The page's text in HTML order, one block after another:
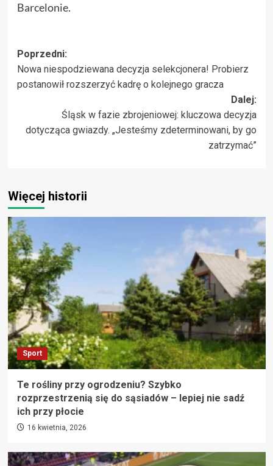
Barcelonie.
Zobacz
wpisy
Poprzedni:
Nowa niespodziewana decyzja selekcjonera! Probierz
postanowił rozszerzyć kadrę o kolejnego gracza
Dalej:
Śląsk w fazie zbrojeniowej: kluczowa decyzja
dotycząca gwiazdy. „Jesteśmy zdeterminowani, by go
zatrzymać”
Więcej historii
Sport
Te rośliny przy ogrodzeniu? Szybko
rozprzestrzenią się do sąsiadów – lepiej nie sadź
ich przy płocie
16 kwietnia, 2026